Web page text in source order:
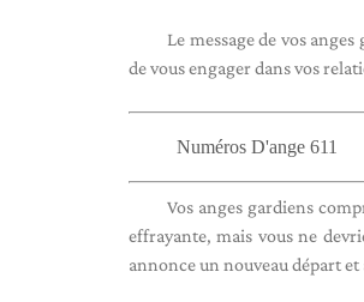
Le message de vos
de vous engager dans vos
Numéros D'ange 611
Vos anges gardiens
effrayante, mais vous ne
annonce un nouveau départ